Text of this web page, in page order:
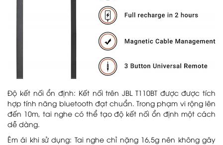
Độ kết nối ổn định: Kết nối trên JBL T110BT được được tích
hợp tính năng bluetooth đạt chuẩn. Trong phạm vi rộng lên
đến 10m, tai nghe có thể tạo độ kết nối ổn định một cách
dễ dàng.
Êm ái khi sử dụng: Tai nghe chỉ nặng 16,5g nên không gây